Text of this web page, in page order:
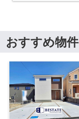
おすすめ物件